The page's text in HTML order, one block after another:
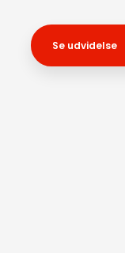
Se udvidelse​